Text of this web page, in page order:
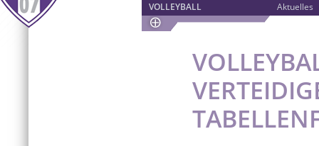
VOLLEYBALL
Aktuelles